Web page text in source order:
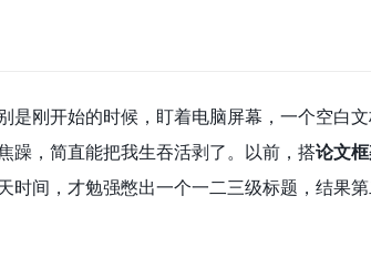
是刚开始的时候，盯着电脑屏幕，一个空白
躁，简直能把我生吞活剥了。以前，搭论文
时间，才勉强憋出一个一二三级标题，结果